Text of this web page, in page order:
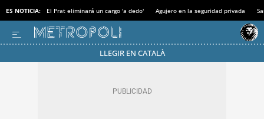
ES NOTICIA: El Prat eliminará un cargo 'a dedo' Agujero en la seguridad privada
LLEGIR EN CATALÀ